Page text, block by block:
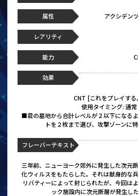
属性 アクシデン
レアリティ
能力
効果
CNT [これをプレイす
使用タイミング: 通常
■君の墓地から合計レベルが２以下になる
トを２枚まで選び、攻撃ゾーンに特
フレーバーテキスト
三年前、ニューヨーク郊外に発生した次元
化ウィルスをもたらした。それは献身的な
リバティーによって封じられたが、今回は
ック施設内に次元断層が発生し